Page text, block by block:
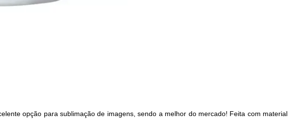
opção para sublimação de imagens, sendo a melhor do mercado! Feita com